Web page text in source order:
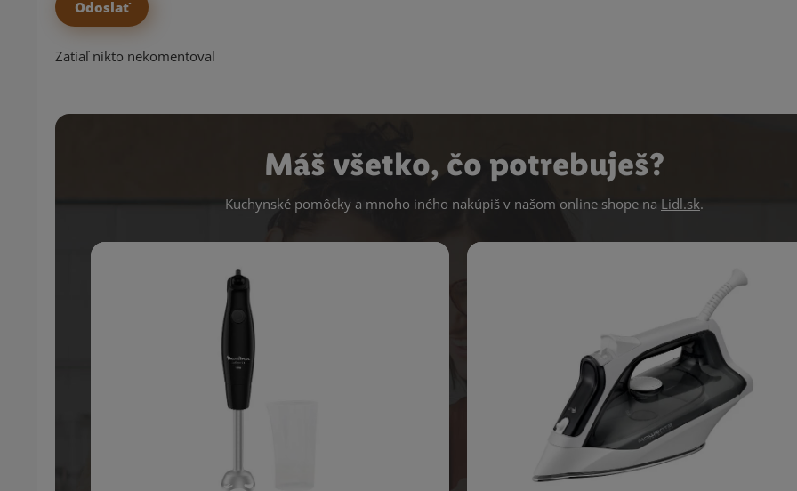
Zatiaľ nikto nekomentoval
Máš všetko, čo potrebuješ?
Kuchynské pomôcky a mnoho iného nakúpiš v našom online shope na Lidl.sk.